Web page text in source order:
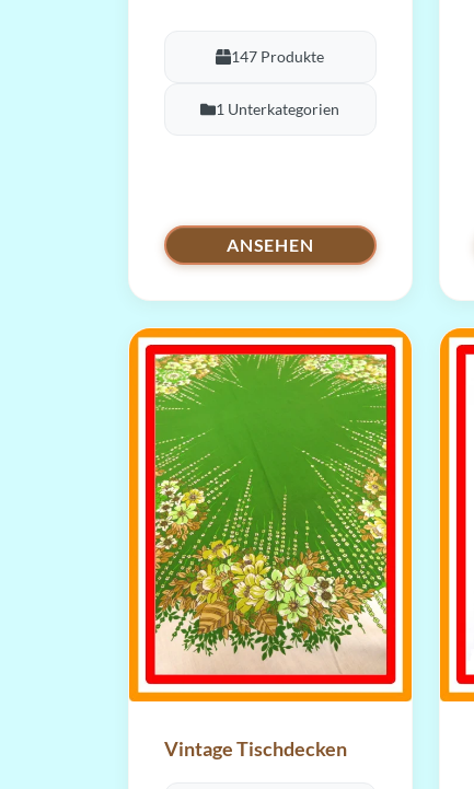
147 Produkte
1 Unterkategorien
ANSEHEN
Vintage Tischdecken